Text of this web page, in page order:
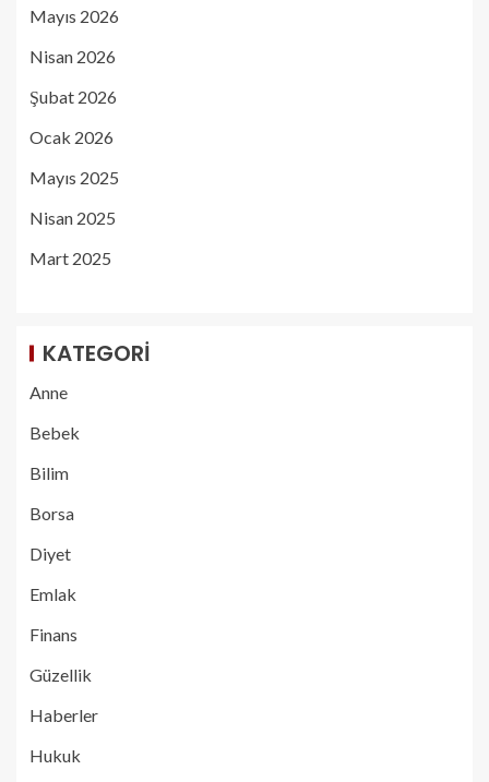
Mayıs 2026
Nisan 2026
Şubat 2026
Ocak 2026
Mayıs 2025
Nisan 2025
Mart 2025
KATEGORI
Anne
Bebek
Bilim
Borsa
Diyet
Emlak
Finans
Güzellik
Haberler
Hukuk